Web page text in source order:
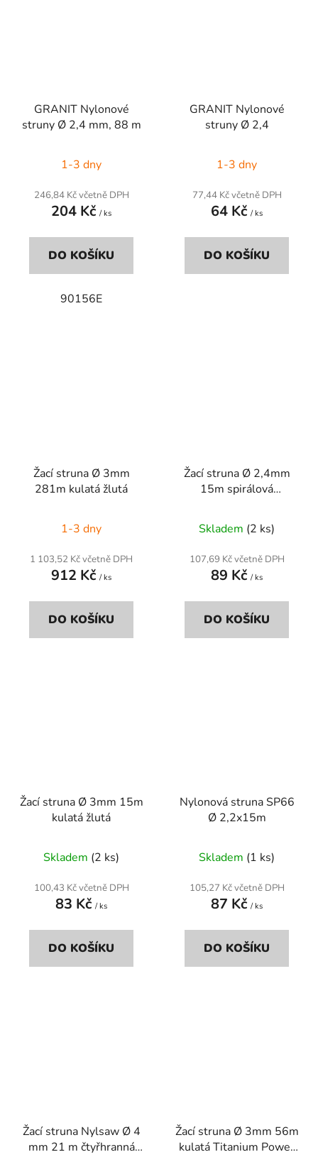
GRANIT Nylonové
struny Ø 2,4 mm, 88 m
1-3 dny
246,84 Kč včetně DPH
204 Kč / ks
DO KOŠÍKU
90156E
GRANIT Nylonové
struny Ø 2,4
1-3 dny
77,44 Kč včetně DPH
64 Kč / ks
DO KOŠÍKU
Žací struna Ø 3mm
281m kulatá žlutá
1-3 dny
1 103,52 Kč včetně DPH
912 Kč / ks
DO KOŠÍKU
Žací struna Ø 2,4mm
15m spirálová
Skladem (2 ks)
107,69 Kč včetně DPH
89 Kč / ks
DO KOŠÍKU
Žací struna Ø 3mm 15m
kulatá žlutá
Skladem (2 ks)
100,43 Kč včetně DPH
83 Kč / ks
DO KOŠÍKU
Nylonová struna SP66
Ø 2,2x15m
Skladem (1 ks)
105,27 Kč včetně DPH
87 Kč / ks
DO KOŠÍKU
Žací struna Nylsaw Ø 4
mm 21 m čtyřhranná
Žací struna Ø 3mm 56m
kulatá Titanium Power